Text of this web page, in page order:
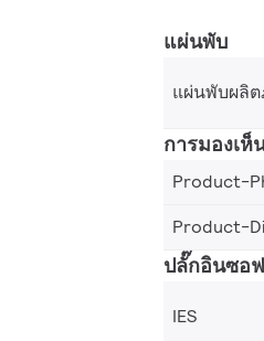
แผ่นพับ
แผ่นพับผลิ
การมองเห็
Product-
Product-
ปลั๊กอินซอ
IES